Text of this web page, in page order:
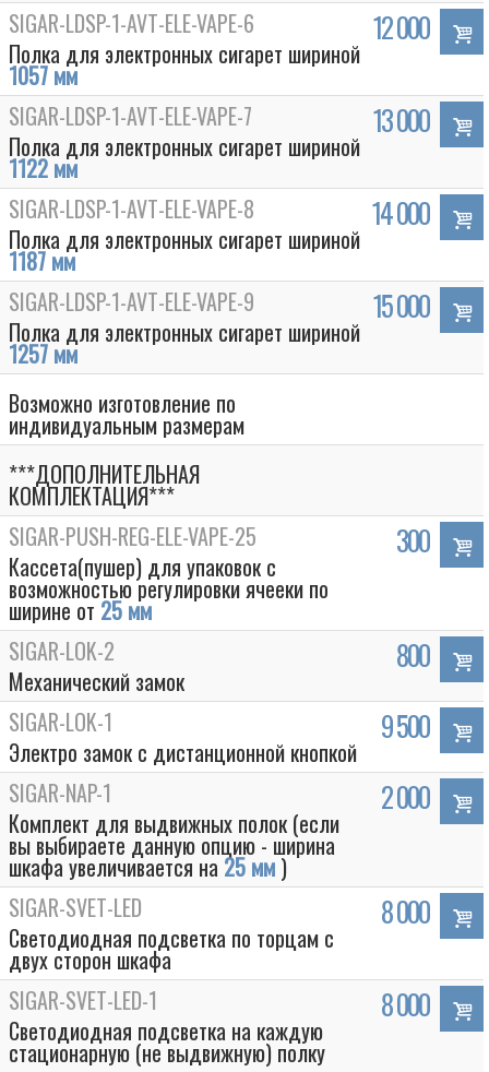
Box
SIGAR-LDSP-1-AVT-ELE-VAPE-6
Полка для электронных сигарет шириной
1057 мм
12 000
SIGAR-LDSP-1-AVT-ELE-VAPE-7
Полка для электронных сигарет шириной
1122 мм
13 000
SIGAR-LDSP-1-AVT-ELE-VAPE-8
Полка для электронных сигарет шириной
1187 мм
14 000
SIGAR-LDSP-1-AVT-ELE-VAPE-9
Полка для электронных сигарет шириной
1257 мм
15 000
Возможно изготовление по
индивидуальным размерам
***ДОПОЛНИТЕЛЬНАЯ
КОМПЛЕКТАЦИЯ***
SIGAR-PUSH-REG-ELE-VAPE-25
Кассета(пушер) для упаковок с
возможностью регулировки ячееки по
ширине от 25 мм
300
SIGAR-LOK-2
Механический замок
800
SIGAR-LOK-1
Электро замок с дистанционной кнопкой
9 500
SIGAR-NAP-1
Комплект для выдвижных полок (если
вы выбираете данную опцию - ширина
шкафа увеличивается на 25 мм )
2 000
SIGAR-SVET-LED
Светодиодная подсветка по торцам с
двух сторон шкафа
8 000
SIGAR-SVET-LED-1
Светодиодная подсветка на каждую
стационарную (не выдвижную) полку
8 000